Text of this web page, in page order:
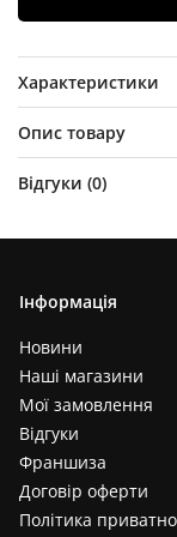
Характеристики
Опис товару
Відгуки (0)
Інформація
Новини
Наші магазини
Мої замовлення
Відгуки
Франшиза
Договір оферти
Політика